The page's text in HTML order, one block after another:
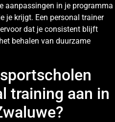
aanpassingen in je programma
je krijgt. Een personal trainer
dat je consistent blijft
behalen van duurzame
training aan in